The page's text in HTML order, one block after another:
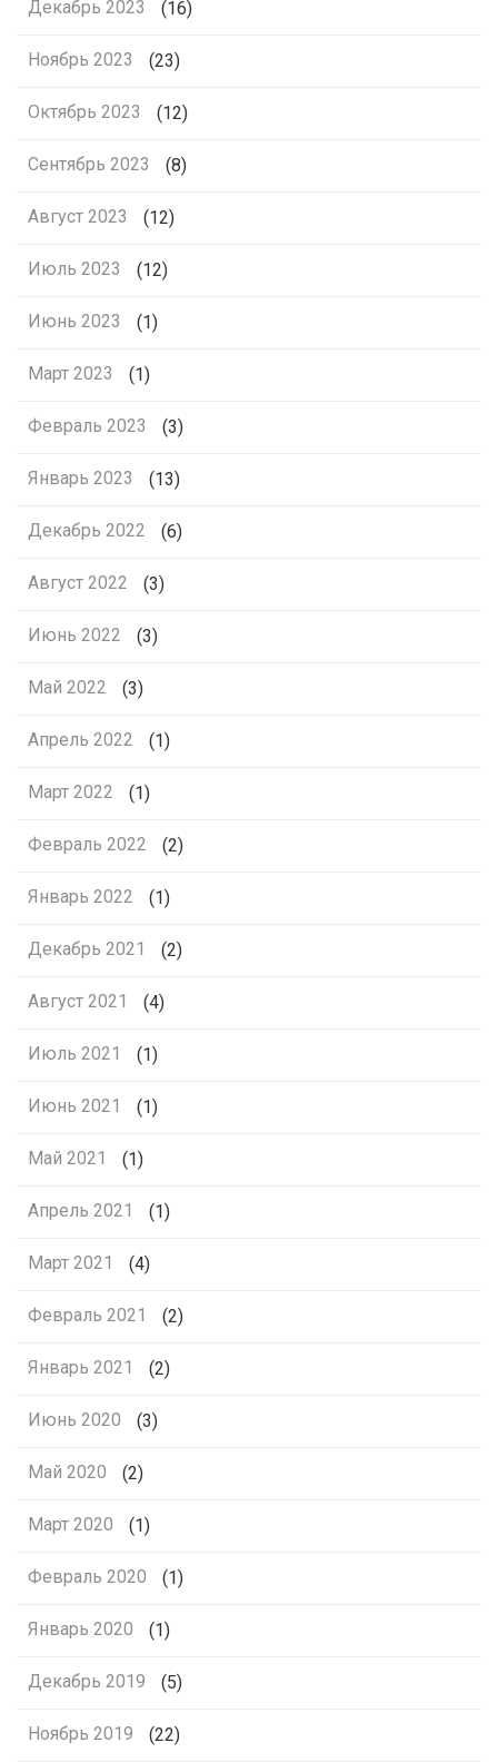
Декабрь 2023 (16)
Ноябрь 2023 (23)
Октябрь 2023 (12)
Сентябрь 2023 (8)
Август 2023 (12)
Июль 2023 (12)
Июнь 2023 (1)
Март 2023 (1)
Февраль 2023 (3)
Январь 2023 (13)
Декабрь 2022 (6)
Август 2022 (3)
Июнь 2022 (3)
Май 2022 (3)
Апрель 2022 (1)
Март 2022 (1)
Февраль 2022 (2)
Январь 2022 (1)
Декабрь 2021 (2)
Август 2021 (4)
Июль 2021 (1)
Июнь 2021 (1)
Май 2021 (1)
Апрель 2021 (1)
Март 2021 (4)
Февраль 2021 (2)
Январь 2021 (2)
Июнь 2020 (3)
Май 2020 (2)
Март 2020 (1)
Февраль 2020 (1)
Январь 2020 (1)
Декабрь 2019 (5)
Ноябрь 2019 (22)